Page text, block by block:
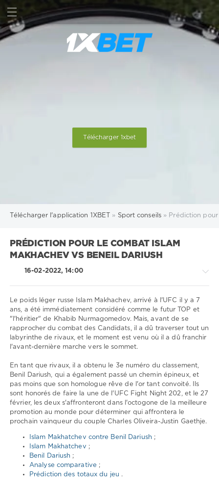
RECHERCHE
Télécharger 1xbet
Télécharger l'application 1XBET » Sport conseils » Prédiction
PRÉDICTION POUR LE COMBAT ISLAM
MAKHACHEV VS BENEIL DARIUSH
16-02-2022, 14:00
Sport
conseils
Télécharger
1xbet
309
0
Islam
Makhachev,
Beneil
Dariush,
UFC
Le poids léger russe Islam Makhachev, arrivé à l'UFC il y a 7
ans, a été immédiatement considéré comme le futur TOP et
"l'héritier" de Khabib Nurmagomedov. Mais, avant de se
rapprocher du combat des Candidats, il a dû traverser tout un
labyrinthe de rivaux, et le moment est venu où il a dû franchir
l'avant-dernière marche vers le sommet.
En tant que rivaux, il a obtenu le 3e numéro du classement,
Benil Dariush, qui a également passé un chemin épineux, et
pas moins que son homologue rêve de l'or tant convoité. Ils
sont honorés de faire la une de l'UFC Fight Night 202, et le 27
février, les deux s'affronteront dans l'octogone de la meilleure
promotion au monde pour déterminer qui affrontera le
prochain vainqueur du couple Charles Oliveira-Justin Gaethje.
Islam Makhatchev contre Benil Dariush ;
Islam Makhatchev ;
Benil Dariush ;
Analyse comparative ;
Prédiction des totaux du jeu .